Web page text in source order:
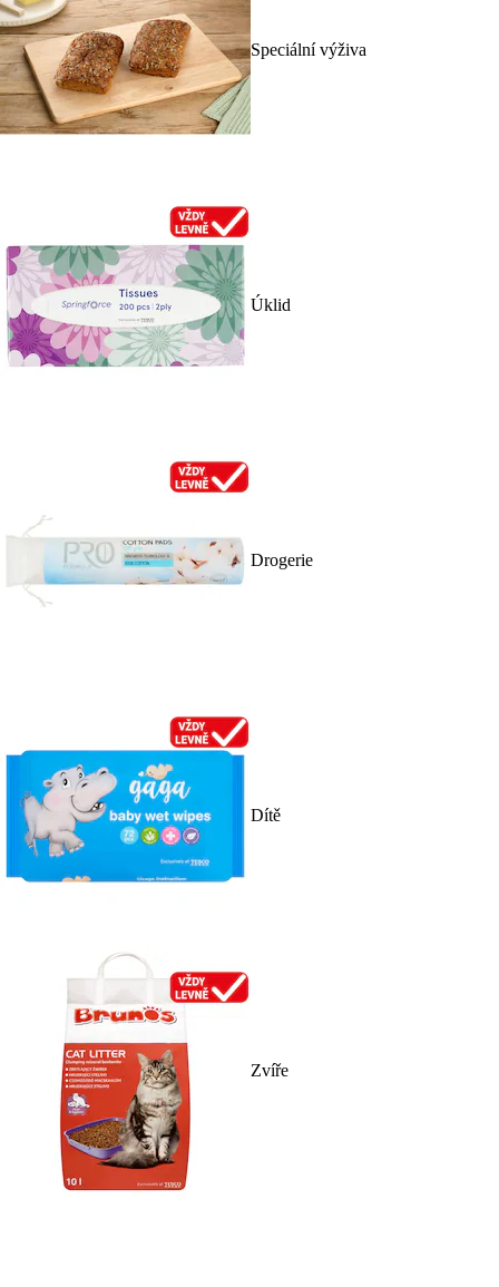
Speciální výživa
Úklid
Drogerie
Dítě
Zvíře